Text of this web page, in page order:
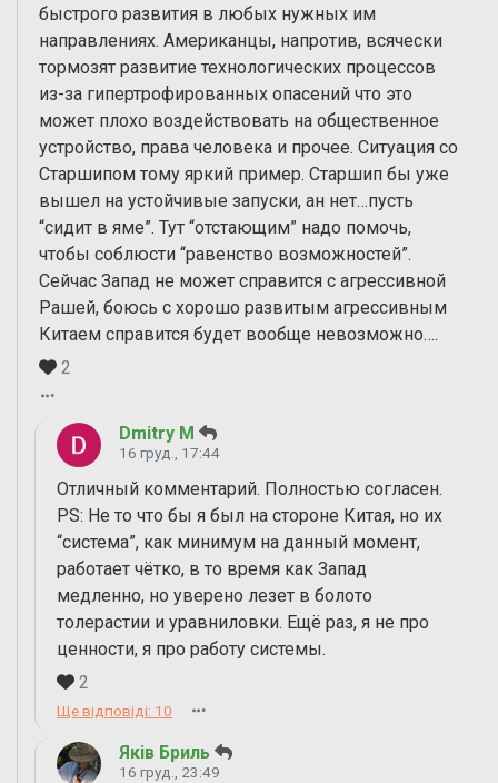
быстрого развития в любых нужных им
направлениях. Американцы, напротив, всячески
тормозят развитие технологических процессов
из-за гипертрофированных опасений что это
может плохо воздействовать на общественное
устройство, права человека и прочее. Ситуация со
Старшипом тому яркий пример. Старшип бы уже
вышел на устойчивые запуски, ан нет…пусть
“сидит в яме”. Тут “отстающим” надо помочь,
чтобы соблюсти “равенство возможностей”.
Сейчас Запад не может справится с агрессивной
Рашей, боюсь с хорошо развитым агрессивным
Китаем справится будет вообще невозможно….
2
Dmitry M
16 груд., 17:44
Отличный комментарий. Полностью согласен.
PS: Не то что бы я был на стороне Китая, но их
“система”, как минимум на данный момент,
работает чётко, в то время как Запад
медленно, но уверено лезет в болото
толерастии и уравниловки. Ещё раз, я не про
ценности, я про работу системы.
2
Ще відповіді: 10
Яків Бриль
16 груд., 23:49